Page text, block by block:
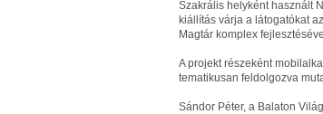
Szakrális helyként használt
kiállítás várja a látogatókat
Magtár komplex
A projekt részeként
tematikusan feldolgozva
Sándor Péter, a Balaton